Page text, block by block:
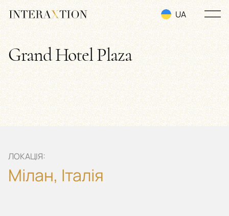
RU
EN
UA
Grand Hotel Plaza
ЛОКАЦІЯ:
Мілан, Італія